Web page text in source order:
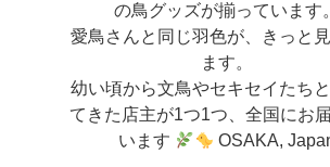
の鳥グッズが揃っています。
愛鳥さんと同じ羽色が、きっと
ます。
幼い頃から文鳥やセキセイたち
てきた店主が1つ1つ、全国にお
います
OSAKA,